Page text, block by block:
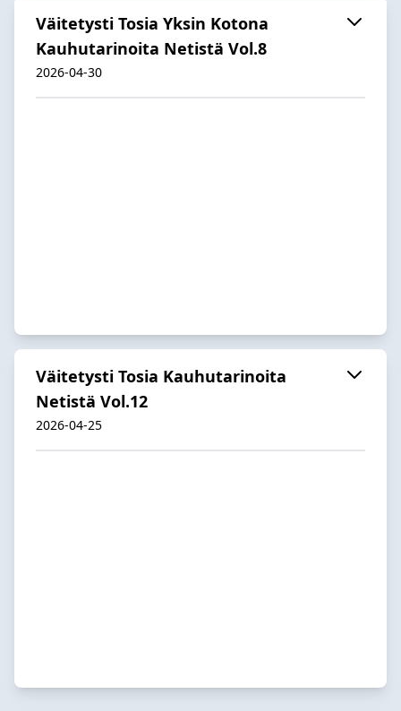
Väitetysti Tosia Yksin Kotona
Kauhutarinoita Netistä Vol.8
2026-04-30
Väitetysti Tosia Kauhutarinoita
Netistä Vol.12
2026-04-25